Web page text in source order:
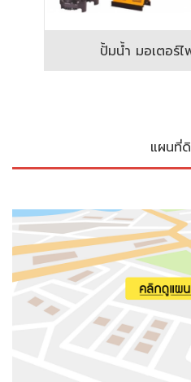
ปั้มน้ำ มอเตอร์ไ
แผนที่